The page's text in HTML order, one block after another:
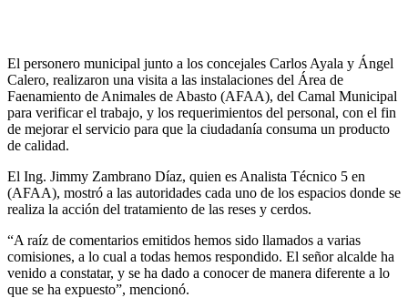
El personero municipal junto a los concejales Carlos Ayala y Ángel
Calero, realizaron una visita a las instalaciones del Área de
Faenamiento de Animales de Abasto (AFAA), del Camal Municipal
para verificar el trabajo, y los requerimientos del personal, con el fin
de mejorar el servicio para que la ciudadanía consuma un producto
de calidad.
El Ing. Jimmy Zambrano Díaz, quien es Analista Técnico 5 en
(AFAA), mostró a las autoridades cada uno de los espacios donde se
realiza la acción del tratamiento de las reses y cerdos.
“A raíz de comentarios emitidos hemos sido llamados a varias
comisiones, a lo cual a todas hemos respondido. El señor alcalde ha
venido a constatar, y se ha dado a conocer de manera diferente a lo
que se ha expuesto”, mencionó.